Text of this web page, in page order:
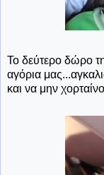
Το δεύτερο δώρο
αγόρια
και να μην